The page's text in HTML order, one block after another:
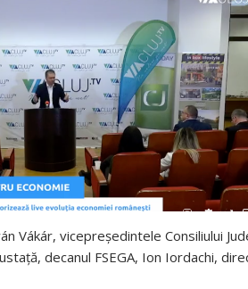
Vákár, vicepreședintele Consiliului
decanul FSEGA, Ion Iordachi,